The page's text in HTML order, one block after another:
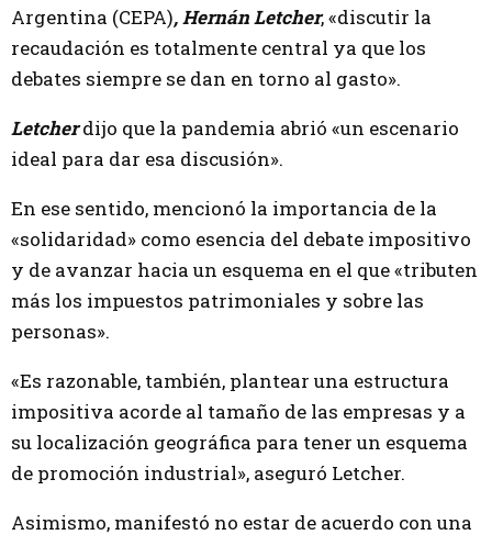
Argentina (CEPA), Hernán Letcher, «discutir la
recaudación es totalmente central ya que los
debates siempre se dan en torno al gasto».
Letcherdijo que la pandemia abrió «un escenario
ideal para dar esa discusión».
En ese sentido, mencionó la importancia de la
«solidaridad» como esencia del debate impositivo
y de avanzar hacia un esquema en el que «tributen
más los impuestos patrimoniales y sobre las
personas».
«Es razonable, también, plantear una estructura
impositiva acorde al tamaño de las empresas y a
su localización geográfica para tener un esquema
de promoción industrial», aseguró Letcher.
Asimismo, manifestó no estar de acuerdo con una